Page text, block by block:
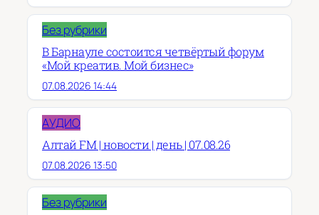
Без рубрики
В Барнауле состоится четвёртый форум
«Мой креатив. Мой бизнес»
07.08.2026 14:44
АУДИО
Алтай FM | новости | день | 07.08.26
07.08.2026 13:50
Без рубрики